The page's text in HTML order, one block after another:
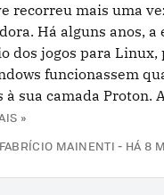
recorreu mais uma
Há alguns anos,
dos jogos para
funcionassem
à sua camada Proton.
»
FABRÍCIO MAINENTI HÁ 8